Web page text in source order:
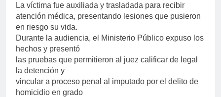
La víctima fue auxiliada y trasladada para recibir
atención médica, presentando lesiones que pusieron
en riesgo su vida.
Durante la audiencia, el Ministerio Público expuso los
hechos y presentó
las pruebas que permitieron al juez calificar de legal
la detención y
vincular a proceso penal al imputado por el delito de
homicidio en grado